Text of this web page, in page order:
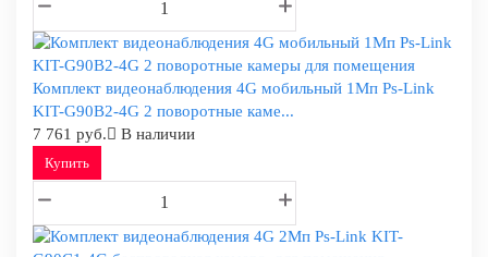
Комплект видеонаблюдения 4G мобильный 1Мп Ps-Link
KIT-G90B2-4G 2 поворотные каме...
7 761 руб.
В наличии
Купить